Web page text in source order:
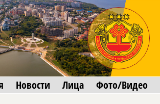
Новости Лица Фото/Видео